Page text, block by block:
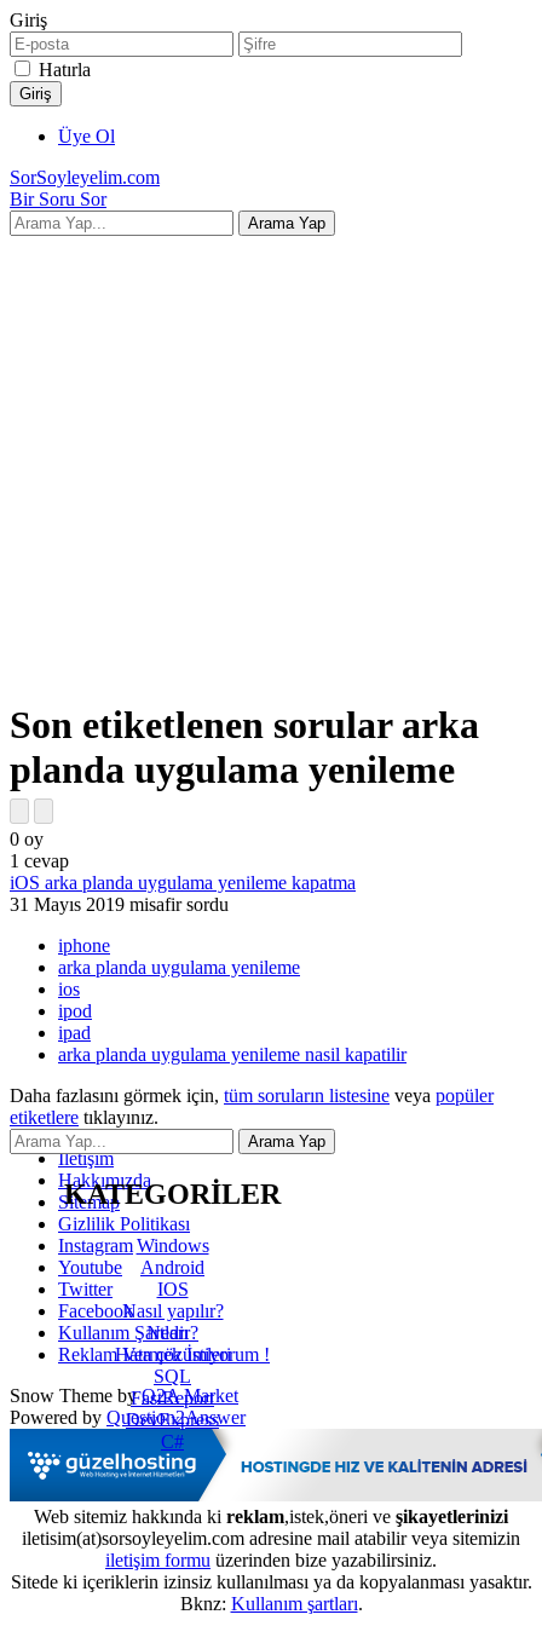
Giriş
Hatırla
Üye Ol
SorSoyleyelim.com
Bir Soru Sor
Son etiketlenen sorular arka
planda uygulama yenileme
0 oy
1 cevap
iOS arka planda uygulama yenileme kapatma
31 Mayıs 2019 misafir sordu
iphone
arka planda uygulama yenileme
ios
ipod
ipad
arka planda uygulama yenileme nasil kapatilir
Daha fazlasını görmek için, tüm soruların listesine veya popüler
etiketlere tıklayınız.
KATEGORİLER
Windows
Android
IOS
Nasıl yapılır?
Nedir?
Hata çözümleri
SQL
FastReport
DevExpress
C#
İletişim
Hakkımızda
Sitemap
Gizlilik Politikası
Instagram
Youtube
Twitter
Facebook
Kullanım Şartları
Reklam Vermek İstiyorum !
Snow Theme byQ2A Market
Powered by Question2Answer
Web sitemiz hakkında ki reklam,istek,öneri ve şikayetlerinizi
iletisim(at)sorsoyleyelim.com adresine mail atabilir veya sitemizin
iletişim formu üzerinden bize yazabilirsiniz.
Sitede ki içeriklerin izinsiz kullanılması ya da kopyalanması yasaktır.
Bknz: Kullanım şartları.